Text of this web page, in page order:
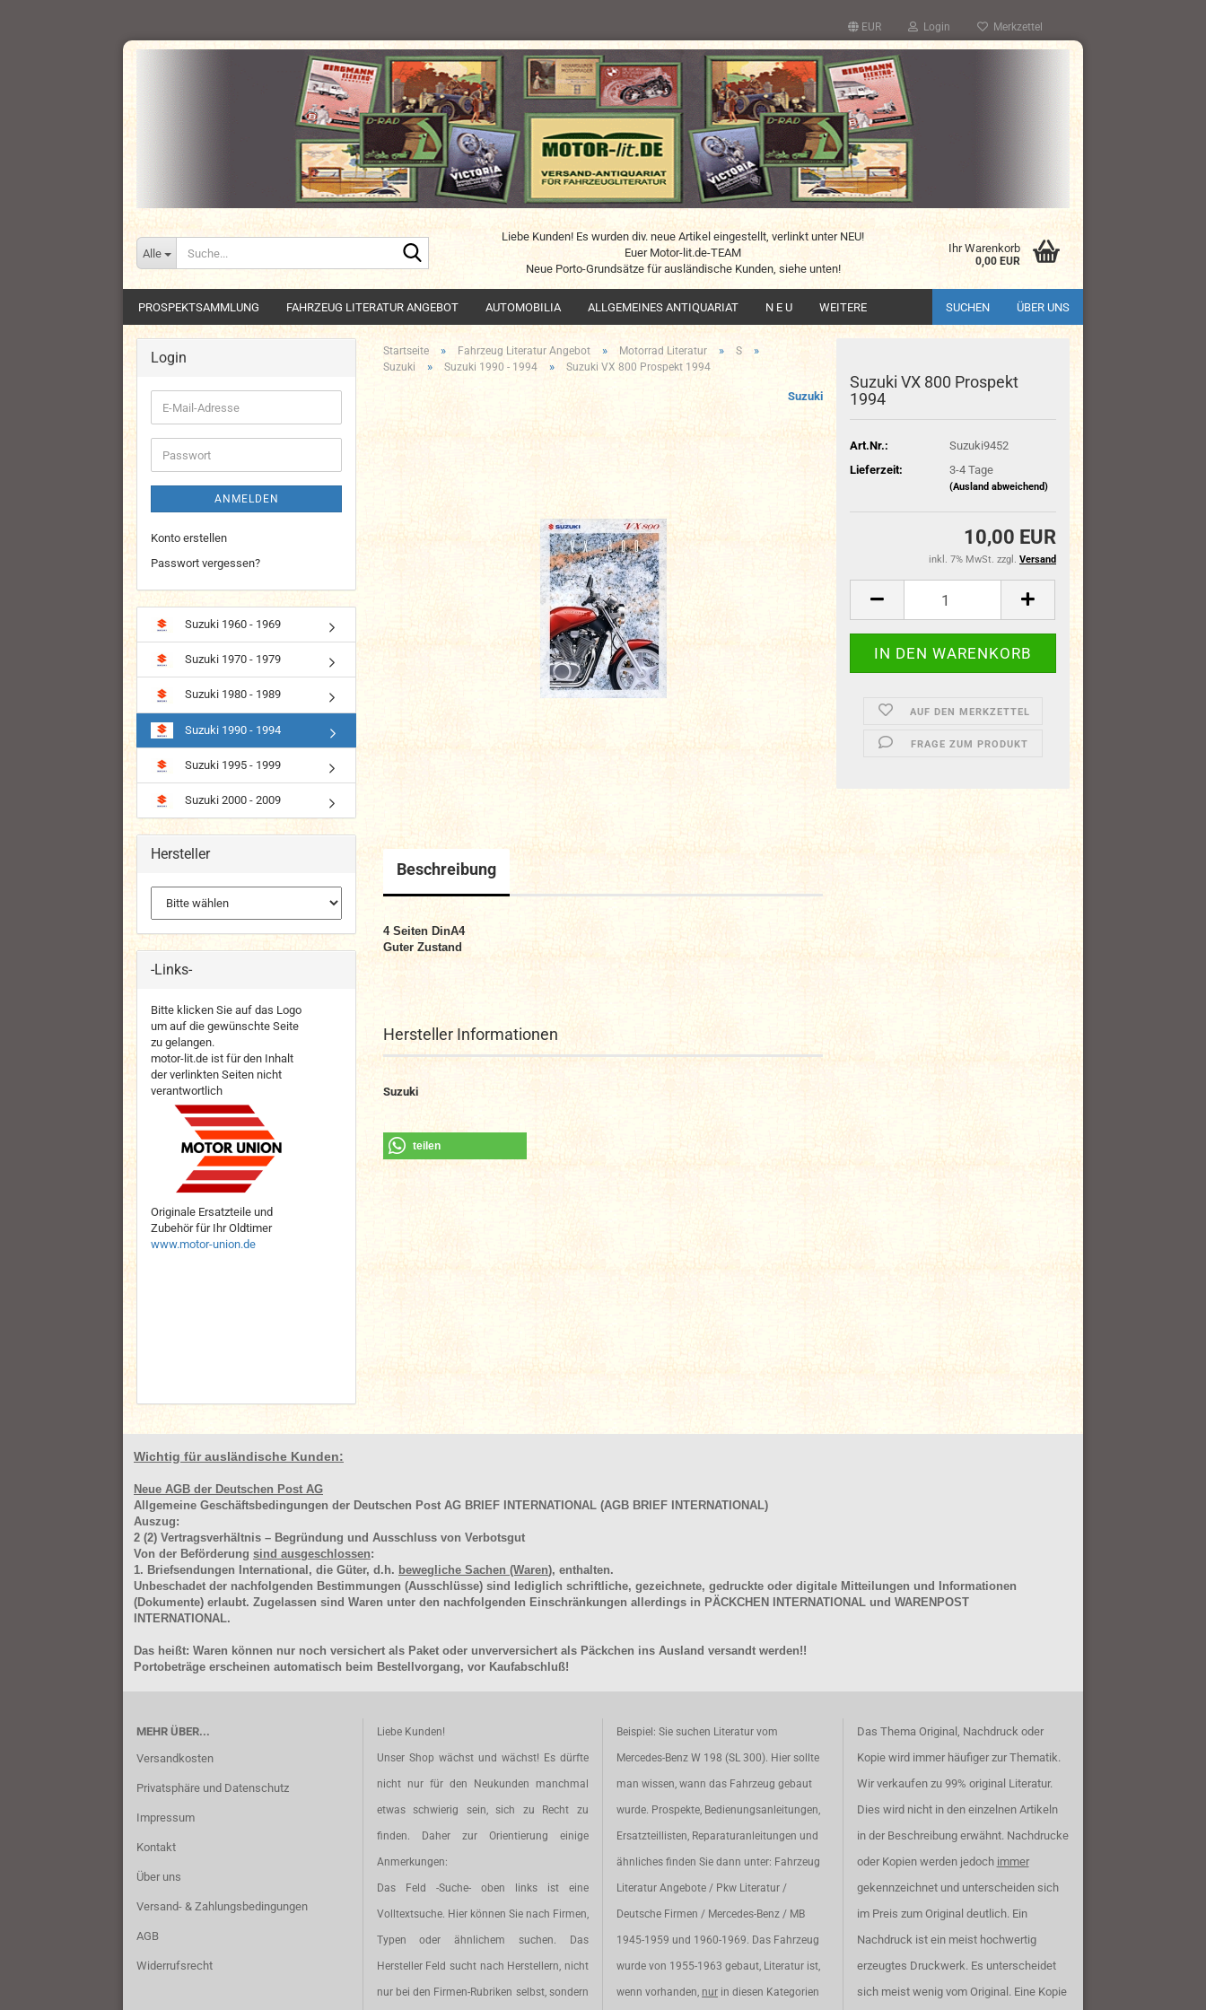
EUR Login Merkzettel
Alle
Liebe Kunden! Es wurden div. neue Artikel eingestellt, verlinkt unter NEU!
Euer Motor-lit.de-TEAM
Neue Porto-Grundsätze für ausländische Kunden, siehe unten!
Ihr Warenkorb
0,00 EUR
PROSPEKTSAMMLUNG FAHRZEUG LITERATUR ANGEBOT AUTOMOBILIA ALLGEMEINES ANTIQUARIAT N E U SUCHEN ÜBER UNS
WEITERE
Startseite » Fahrzeug Literatur Angebot » Motorrad Literatur » S »
Suzuki » Suzuki 1990 - 1994 » Suzuki VX 800 Prospekt 1994
Suzuki
Suzuki VX 800 Prospekt
1994
Art.Nr.:
Suzuki9452
Lieferzeit:
3-4 Tage
(Ausland abweichend)
10,00 EUR
inkl. 7% MwSt. zzgl. Versand
AUF DEN MERKZETTEL
FRAGE ZUM PRODUKT
Beschreibung
4 Seiten DinA4
Guter Zustand
Hersteller Informationen
Suzuki
teilen
Login
E-
Mail-
Adresse
Passwort
ANMELDEN
Konto erstellen
Passwort vergessen?
Suzuki 1960 - 1969
Suzuki 1970 - 1979
Suzuki 1980 - 1989
Suzuki 1990 - 1994
Suzuki 1995 - 1999
Suzuki 2000 - 2009
Hersteller
-Links-
Bitte klicken Sie auf das Logo
um auf die gewünschte Seite
zu gelangen.
motor-lit.de ist für den Inhalt
der verlinkten Seiten nicht
verantwortlich
Originale Ersatzteile und
Zubehör für Ihr Oldtimer
www.motor-union.de
Wichtig für ausländische Kunden:
Neue AGB der Deutschen Post AG
Allgemeine Geschäftsbedingungen der Deutschen Post AG BRIEF INTERNATIONAL (AGB BRIEF INTERNATIONAL)
Auszug:
2 (2) Vertragsverhältnis – Begründung und Ausschluss von Verbotsgut
Von der Beförderung sind ausgeschlossen:
1. Briefsendungen International, die Güter, d.h. bewegliche Sachen (Waren), enthalten.
Unbeschadet der nachfolgenden Bestimmungen (Ausschlüsse) sind lediglich schriftliche, gezeichnete, gedruckte oder digitale Mitteilungen und Informationen
(Dokumente) erlaubt. Zugelassen sind Waren unter den nachfolgenden Einschränkungen allerdings in PÄCKCHEN INTERNATIONAL und WARENPOST
INTERNATIONAL.
Das heißt: Waren können nur noch versichert als Paket oder unverversichert als Päckchen ins Ausland versandt werden!!
Portobeträge erscheinen automatisch beim Bestellvorgang, vor Kaufabschluß!
MEHR ÜBER...
Versandkosten
Privatsphäre und Datenschutz
Impressum
Kontakt
Über uns
Versand- & Zahlungsbedingungen
AGB
Widerrufsrecht
Liebe Kunden!
Unser Shop wächst und wächst! Es dürfte
nicht nur für den Neukunden manchmal
etwas schwierig sein, sich zu Recht zu
finden. Daher zur Orientierung einige
Anmerkungen:
Das Feld -Suche- oben links ist eine
Volltextsuche. Hier können Sie nach Firmen,
Typen oder ähnlichem suchen. Das
Hersteller Feld sucht nach Herstellern, nicht
nur bei den Firmen-Rubriken selbst, sondern
Beispiel: Sie suchen Literatur vom
Mercedes-Benz W 198 (SL 300). Hier sollte
man wissen, wann das Fahrzeug gebaut
wurde. Prospekte, Bedienungsanleitungen,
Ersatzteillisten, Reparaturanleitungen und
ähnliches finden Sie dann unter: Fahrzeug
Literatur Angebote / Pkw Literatur /
Deutsche Firmen / Mercedes-Benz / MB
1945-1959 und 1960-1969. Das Fahrzeug
wurde von 1955-1963 gebaut, Literatur ist,
wenn vorhanden, nur in diesen Kategorien
Das Thema Original, Nachdruck oder
Kopie wird immer häufiger zur Thematik.
Wir verkaufen zu 99% original Literatur.
Dies wird nicht in den einzelnen Artikeln
in der Beschreibung erwähnt. Nachdrucke
oder Kopien werden jedoch immer
gekennzeichnet und unterscheiden sich
im Preis zum Original deutlich. Ein
Nachdruck ist ein meist hochwertig
erzeugtes Druckwerk. Es unterscheidet
sich meist wenig vom Original. Eine Kopie